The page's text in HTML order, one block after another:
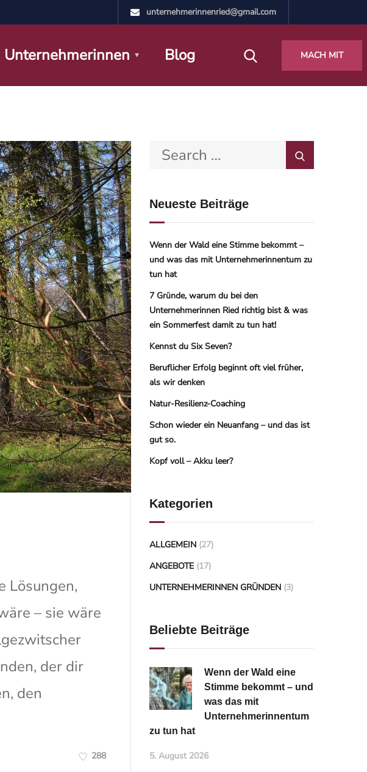
unternehmerinnenried@gmail.com
Unternehmerinnen Blog MACH MIT
Lösungen,
– sie wäre
der dir
den
288
Neueste Beiträge
Wenn der Wald eine Stimme bekommt –
und was das mit Unternehmerinnentum zu
tun hat
7 Gründe, warum du bei den
Unternehmerinnen Ried richtig bist & was
ein Sommerfest damit zu tun hat!
Kennst du Six Seven?
Beruflicher Erfolg beginnt oft viel früher,
als wir denken
Natur-Resilienz-Coaching
Schon wieder ein Neuanfang – und das ist
gut so.
Kopf voll – Akku leer?
Kategorien
ALLGEMEIN (27)
ANGEBOTE (17)
UNTERNEHMERINNEN GRÜNDEN (3)
Beliebte Beiträge
Wenn der Wald eine
Stimme bekommt – und
was das mit
Unternehmerinnentum
zu tun hat
5. August 2026